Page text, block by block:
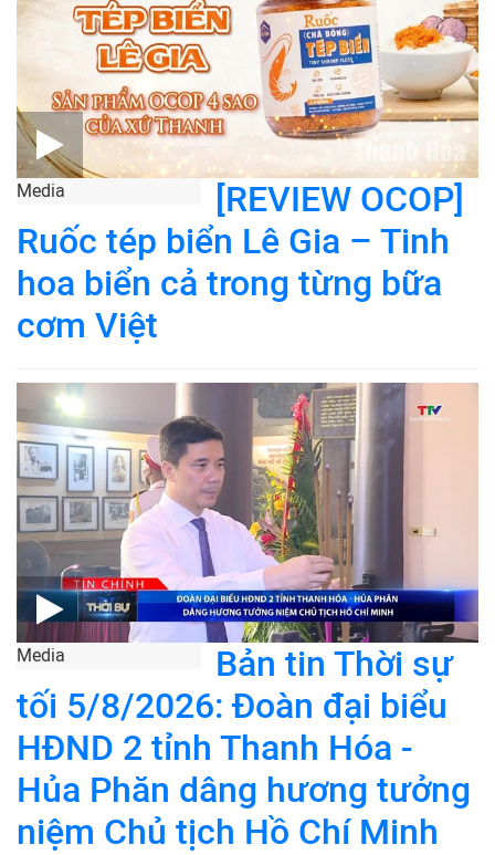
Media
[REVIEW OCOP]
Ruốc tép biển Lê Gia – Tinh
hoa biển cả trong từng bữa
cơm Việt
Media
Bản tin Thời sự
tối 5/8/2026: Đoàn đại biểu
HĐND 2 tỉnh Thanh Hóa -
Hủa Phăn dâng hương tưởng
niệm Chủ tịch Hồ Chí Minh